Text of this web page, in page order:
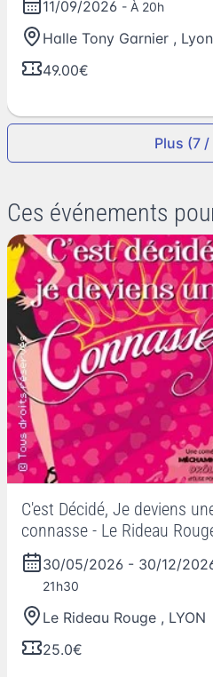
11/09/2026 - À 20h
Halle Tony Garnier , Lyon
49.00€
Plus (7 /
Ces événements
C'est Décidé, Je deviens
connasse - Le Rideau
Lyon
30/05/2026 - 30/12/
21h30
Le Rideau Rouge , LYON
25.0€